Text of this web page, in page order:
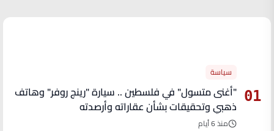
01
سياسة
"أغنى متسول" في فلسطين .. سيارة "رينج روفر" وهاتف
ذهبي وتحقيقات بشأن عقاراته وأرصدته
منذ 6 أيام